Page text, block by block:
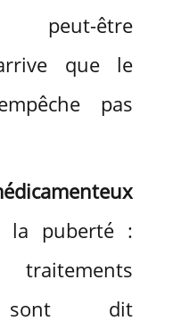
peut-être
que le
pas
puberté :
sont dit